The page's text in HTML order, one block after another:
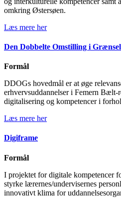
omkring Østersøen.
Læs mere her
Den Dobbelte Omstilling i
Formål
DDOGs hovedmål er at øge
erhvervsuddannelser i Femern Bælt-
digitalisering og kompetencer i
Læs mere her
Digiframe
Formål
I projektet for digitale kompetencer
styrke lærernes/undervisernes
innovativt klima for